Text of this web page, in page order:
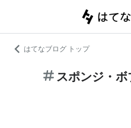
はてなブログ トップ
スポンジ・